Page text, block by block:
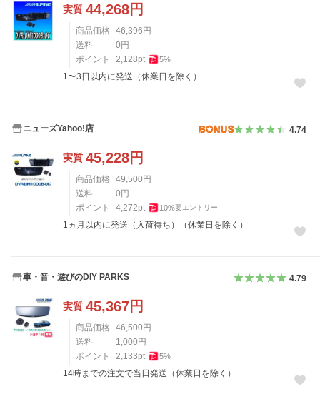
実質 44,268円
商品価格 46,396円
送料
0円
ポイント
2,128pt 5%
1〜3日以内に発送（休業日を除く）
ニューズYahoo!店 4.74
実質 45,228円
商品価格 49,500円
送料
0円
ポイント
4,272pt 10%要エントリー
1ヵ月以内に発送（入荷待ち）（休業日を除く）
車・音・遊びのDIY PARKS 4.79
実質 45,367円
商品価格 46,500円
送料
1,000円
ポイント
2,133pt 5%
14時までの注文で当日発送（休業日を除く）